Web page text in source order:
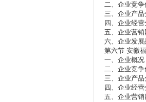
二、企业竞
三、企业产品
四、企业经营
五、企业营
六、企业发展
第六节 安徽
一、企业概况
二、企业竞
三、企业产品
四、企业经营
五、企业营